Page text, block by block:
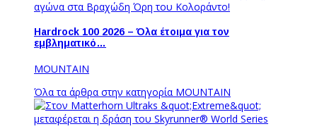
Hardrock 100 2026 – Όλα έτοιμα για τον
εμβληματικό…
MOUNTAIN
Όλα τα άρθρα στην κατηγορία MOUNTAIN